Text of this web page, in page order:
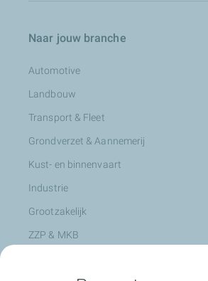
Naar jouw branche
Automotive
Landbouw
Transport & Fleet
Grondverzet & Aannemerij
Kust- en binnenvaart
Industrie
Grootzakelijk
ZZP & MKB